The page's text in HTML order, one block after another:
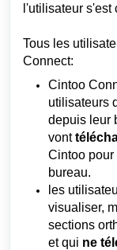
l'utilisateur s'est
Tous les
Connect:
Cintoo
utilisateurs
depuis leur
vont
Cintoo pour
bureau.
les
visualiser,
sections
et qui ne